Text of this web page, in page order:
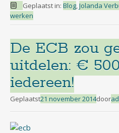
Geplaatst in: Blog,Jolanda
werken
De ECB zou
uitdelen: €
iedereen!
Geplaatst21 november 2014door